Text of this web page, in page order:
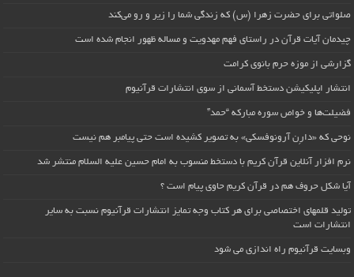
صلواتی برای حضرت زهرا (س) که زندگی شما را زیر و رو می‌کند
چیدمان آیات قرآن در راستای فهم مهدویت و مساله ظهور انجام شده است
گزارشی از موزه حرم بانوی کرامت
انتشار اپلیکیشن دستخط آسمانی از سوی انتشارات قرآنیوم
فضیلت‌ها و خواص سوره مبارکه “حمد”
نوحی که «دارِن آرونوفسکی» به تصویر کشیده است حتی پیامبر هم نیست
نرم افزار آنلاین قرآن کریم با دستخط منسوب به امام حسین علیه السلام منتشر شد
آیا شکل حروف هم در قرآن کریم حاوی پیام است ؟
تولید قلمهای اختصاصی برای هر کتاب وجه تمایز انتشارات قرآنیوم نسبت به سایر
انتشارات است
وبسایت قرآنیوم راه اندازی می شود